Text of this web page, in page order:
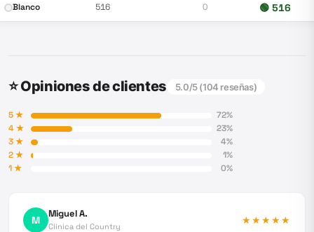
Blanco 516 0 🟢 516
⭐ Opiniones de clientes 5.0/5 (104 reseñas)
5★ 72%
4★ 23%
3★ 4%
2★ 1%
1★ 0%
M Miguel A.
Clínica del Country
★★★★★